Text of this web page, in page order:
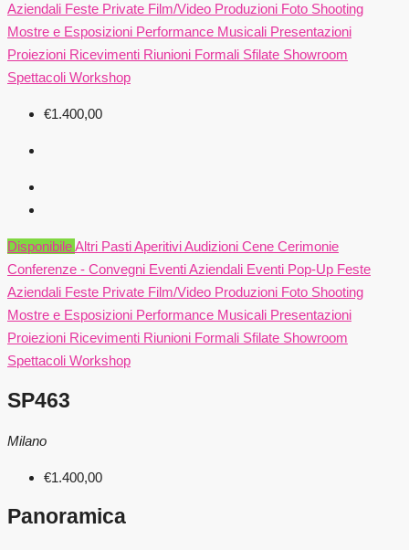
Aziendali Feste Private Film/Video Produzioni Foto Shooting
Mostre e Esposizioni Performance Musicali Presentazioni
Proiezioni Ricevimenti Riunioni Formali Sfilate Showroom
Spettacoli Workshop
€1.400,00
DisponibileAltri PastiAperitiviAudizioni Cene Cerimonie
Conferenze - Convegni Eventi Aziendali Eventi Pop-Up Feste
Aziendali Feste Private Film/Video Produzioni Foto Shooting
Mostre e Esposizioni Performance Musicali Presentazioni
Proiezioni Ricevimenti Riunioni Formali Sfilate Showroom
Spettacoli Workshop
SP463
Milano
€1.400,00
Panoramica